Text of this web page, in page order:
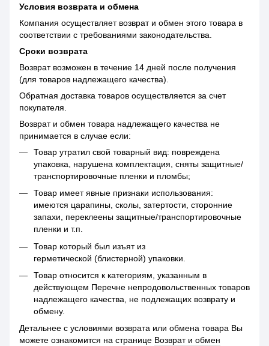
Условия возврата и обмена
Компания осуществляет возврат и обмен этого товара в
соответствии с требованиями законодательства.
Сроки возврата
Возврат возможен в течение 14 дней после получения
(для товаров надлежащего качества).
Обратная доставка товаров осуществляется за счет
покупателя.
Возврат и обмен товара надлежащего качества не
принимается в случае если:
Товар утратил свой товарный вид: повреждена
упаковка, нарушена комплектация, сняты защитные/
транспортировочные пленки и пломбы;
Товар имеет явные признаки использования:
имеются царапины, сколы, затертости, сторонние
запахи, переклеены защитные/транспортировочные
пленки и т.п.
Товар который был изъят из
герметической (блистерной) упаковки.
Товар относится к категориям, указанным в
действующем Перечне непродовольственных товаров
надлежащего качества, не подлежащих возврату и
обмену.
Детальнее с условиями возврата или обмена товара Вы
можете ознакомится на странице Возврат и обмен